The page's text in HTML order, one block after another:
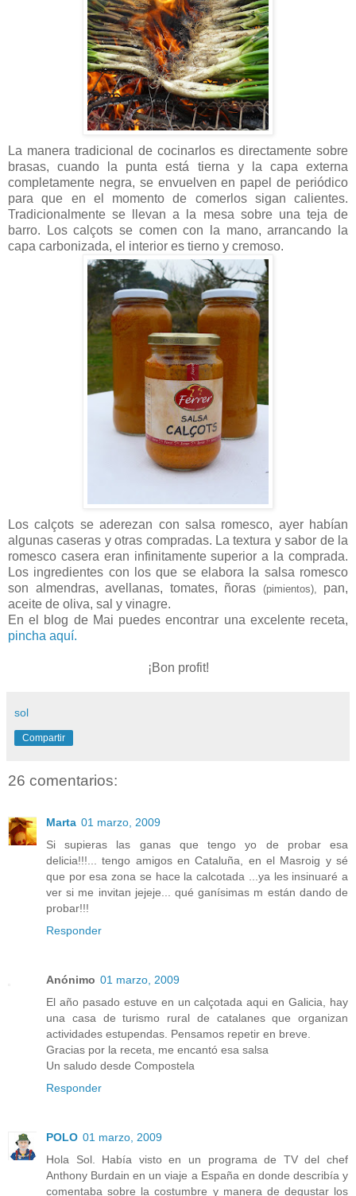
La manera tradicional de cocinarlos es directamente sobre
brasas, cuando la punta está tierna y la capa externa
completamente negra, se envuelven en papel de periódico
para que en el momento de comerlos sigan calientes.
Tradicionalmente se llevan a la mesa sobre una teja de
barro. Los calçots se comen con la mano, arrancando la
capa carbonizada, el interior es tierno y cremoso.
Los calçots se aderezan con salsa romesco, ayer habían
algunas caseras y otras compradas. La textura y sabor de la
romesco casera eran infinitamente superior a la comprada.
Los ingredientes con los que se elabora la salsa romesco
son almendras, avellanas, tomates, ñoras (pimientos), pan,
aceite de oliva, sal y vinagre.
En el blog de Mai puedes encontrar una excelente receta,
pincha aquí.
¡Bon profit!
sol
Compartir
26 comentarios:
Marta 01 marzo, 2009
Si supieras las ganas que tengo yo de probar esa
delicia!!!... tengo amigos en Cataluña, en el Masroig y sé
que por esa zona se hace la calcotada ...ya les insinuaré a
ver si me invitan jejeje... qué ganísimas m están dando de
probar!!!
Responder
Anónimo 01 marzo, 2009
El año pasado estuve en un calçotada aqui en Galicia, hay
una casa de turismo rural de catalanes que organizan
actividades estupendas. Pensamos repetir en breve.
Gracias por la receta, me encantó esa salsa
Un saludo desde Compostela
Responder
POLO 01 marzo, 2009
Hola Sol. Había visto en un programa de TV del chef
Anthony Burdain en un viaje a España en donde describía y
comentaba sobre la costumbre y manera de degustar los